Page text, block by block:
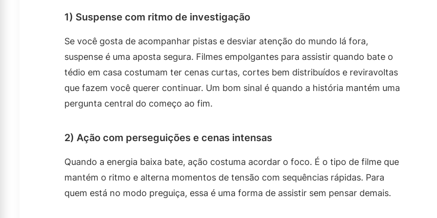
1) Suspense com ritmo de investigação
Se você gosta de acompanhar pistas e desviar atenção do mundo lá fora,
suspense é uma aposta segura. Filmes empolgantes para assistir quando bate o
tédio em casa costumam ter cenas curtas, cortes bem distribuídos e reviravoltas
que fazem você querer continuar. Um bom sinal é quando a história mantém uma
pergunta central do começo ao fim.
2) Ação com perseguições e cenas intensas
Quando a energia baixa bate, ação costuma acordar o foco. É o tipo de filme que
mantém o ritmo e alterna momentos de tensão com sequências rápidas. Para
quem está no modo preguiça, essa é uma forma de assistir sem pensar demais.